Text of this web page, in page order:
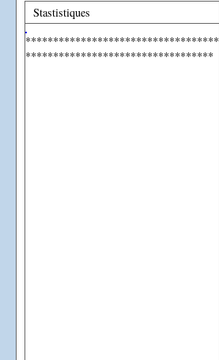
Stastistiques
***********************************
**********************************